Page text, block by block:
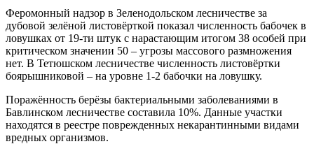
Феромонный надзор в Зеленодольском лесничестве за
дубовой зелёной листовёрткой показал численность бабочек в
ловушках от 19-ти штук с нарастающим итогом 38 особей при
критическом значении 50 – угрозы массового размножения
нет. В Тетюшском лесничестве численность листовёртки
боярышниковой – на уровне 1-2 бабочки на ловушку.
Поражённость берёзы бактериальными заболеваниями в
Бавлинском лесничестве составила 10%. Данные участки
находятся в реестре поврежденных некарантинными видами
вредных организмов.